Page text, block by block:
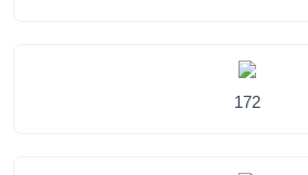
172